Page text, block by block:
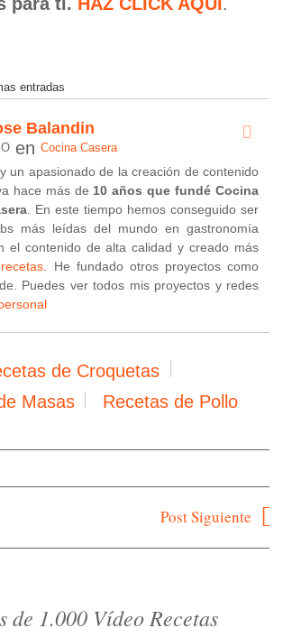
entradas
Balandin
en Cocina Casera
un apasionado de la creación de contenido
hace más de 10 años que fundé Cocina
. En este tiempo hemos conseguido ser
más leídas del mundo en gastronomía
el contenido de alta calidad y creado más
. He fundado otros proyectos como
Puedes ver todos mis proyectos y redes
de Croquetas
Masas
Recetas de Pollo
Post Siguiente
de 1.000 Vídeo Recetas